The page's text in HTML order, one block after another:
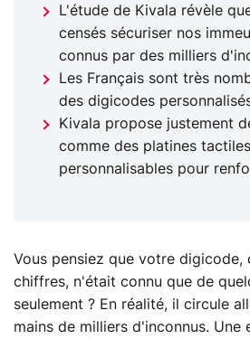
L'étude de Kivala révèle
censés sécuriser nos
connus par des milliers
Les Français sont très
des digicodes
Kivala propose justement
comme des platines
personnalisables pour
Vous pensiez que votre digicode,
chiffres, n'était connu que de
seulement ? En réalité, il circule
mains de milliers d'inconnus. Une